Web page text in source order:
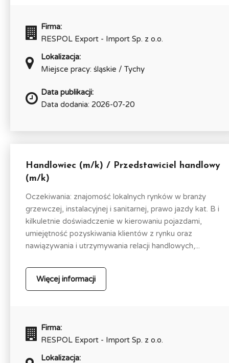
Firma:
RESPOL Export - Import Sp. z o.o.
Lokalizacja:
Miejsce pracy: śląskie / Tychy
Data publikacji:
Data dodania: 2026-07-20
Handlowiec (m/k) / Przedstawiciel handlowy
(m/k)
Oczekiwania: znajomość lokalnych rynków w branży
grzewczej, instalacyjnej i sanitarnej, prawo jazdy kat. B i
kilkuletnie doświadczenie w kierowaniu pojazdami,
umiejętność pozyskiwania klientów z rynku oraz
nawiązywania i utrzymywania relacji handlowych,...
Więcej informacji
Firma:
RESPOL Export - Import Sp. z o.o.
Lokalizacja: